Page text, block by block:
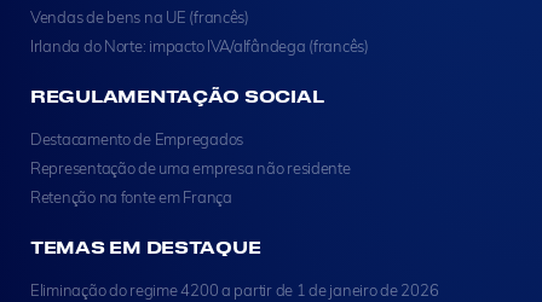
Vendas de bens na UE (francês)
Irlanda do Norte: impacto IVA/alfândega (francês)
REGULAMENTAÇÃO SOCIAL
Destacamento de Empregados
Representação de uma empresa não residente
Retenção na fonte em França
TEMAS EM DESTAQUE
Eliminação do regime 4200 a partir de 1 de janeiro de 2026